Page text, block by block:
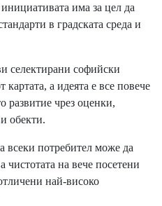
има за цел да
в градската среда и
селектирани софийски
картата, а идеята е все повече
развитие чрез оценки,
обекти.
потребител може да
чистотата на вече посетени
най-високо